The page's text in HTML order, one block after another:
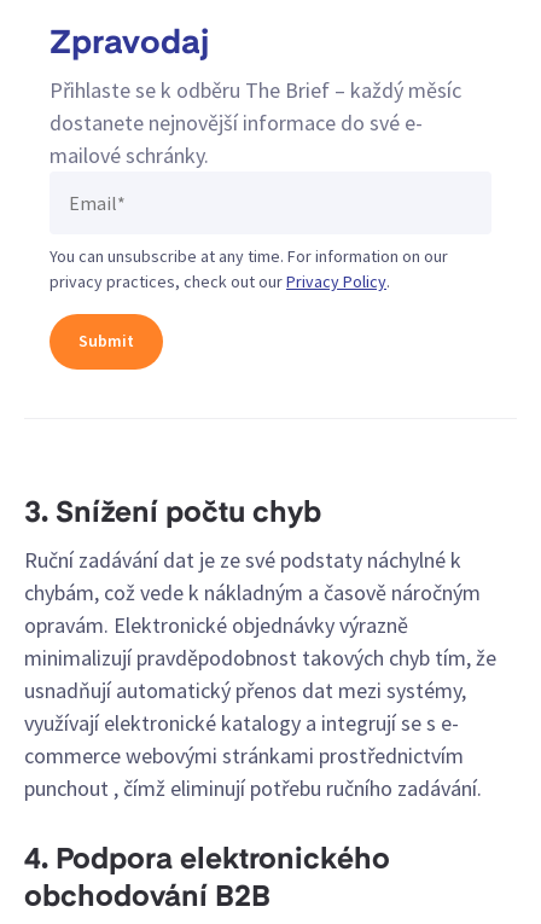
Zpravodaj
Přihlaste se k odběru The Brief – každý měsíc
dostanete nejnovější informace do své e-
mailové schránky.
You can unsubscribe at any time. For information on our
privacy practices, check out ourPrivacy Policy.
3. Snížení počtu chyb
Ruční zadávání dat je ze své podstaty náchylné k
chybám, což vede k nákladným a časově náročným
opravám. Elektronické objednávky výrazně
minimalizují pravděpodobnost takových chyb tím, že
usnadňují automatický přenos dat mezi systémy,
využívají elektronické katalogy a integrují se s e-
commerce webovými stránkami prostřednictvím
punchout , čímž eliminují potřebu ručního zadávání.
4. Podpora elektronického
obchodování B2B